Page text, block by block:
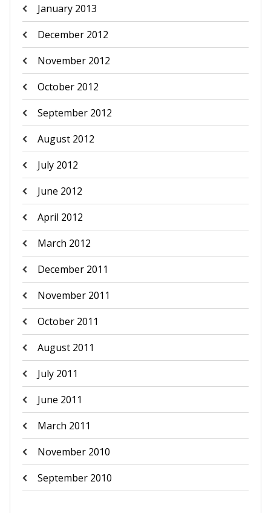
January 2013
December 2012
November 2012
October 2012
September 2012
August 2012
July 2012
June 2012
April 2012
March 2012
December 2011
November 2011
October 2011
August 2011
July 2011
June 2011
March 2011
November 2010
September 2010